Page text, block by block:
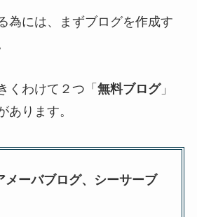
為には、まずブログを作成す
くわけて２つ「 無料ブログ」
あります。
メーバブログ、シーサーブ